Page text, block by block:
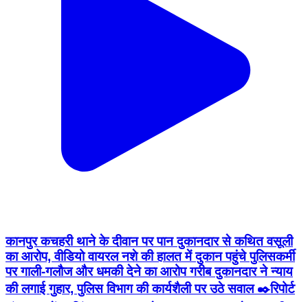
कानपुर कचहरी थाने के दीवान पर पान दुकानदार से कथित वसूली
का आरोप, वीडियो वायरल नशे की हालत में दुकान पहुंचे पुलिसकर्मी
पर गाली-गलौज और धमकी देने का आरोप गरीब दुकानदार ने न्याय
की लगाई गुहार, पुलिस विभाग की कार्यशैली पर उठे सवाल ✒️रिपोर्ट